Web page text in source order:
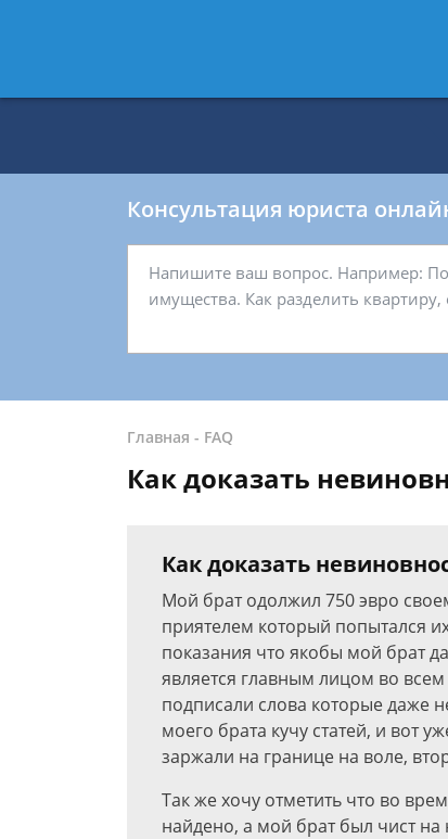
8 812
Консультация юриста
Главная - FAQ
Как доказать
Как доказать
Мой брат одолжил 750 эвро
приятелем который попытался
показания что якобы мой брат
является главным лицом во
подписали слова которые даже
моего брата кучу статей, и вот
заржали на границе на воле,
Так же хочу отметить что во
найдено, а мой брат был чист на